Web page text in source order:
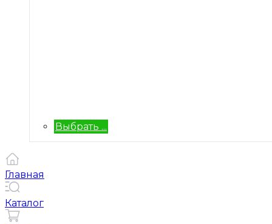
Выбрать ...
Главная
Каталог